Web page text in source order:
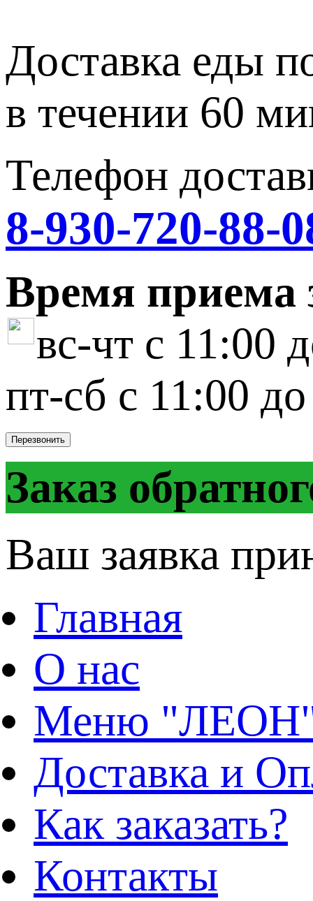
Доставка еды
в течении 60
Телефон
8-930-720-88-
Время приема
вс-чт с 11:00
пт-сб с 11:00
Перезвонить
Заказ
Ваш заявка
Главная
О нас
Меню
Доставка и
Как заказать?
Контакты